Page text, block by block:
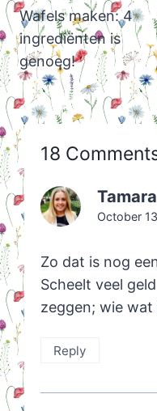
navigation
Wafels maken: 4
ingrediënten is
genoeg!
18
Tamara
October
Zo dat is nog
Scheelt veel
zeggen; wie
Reply